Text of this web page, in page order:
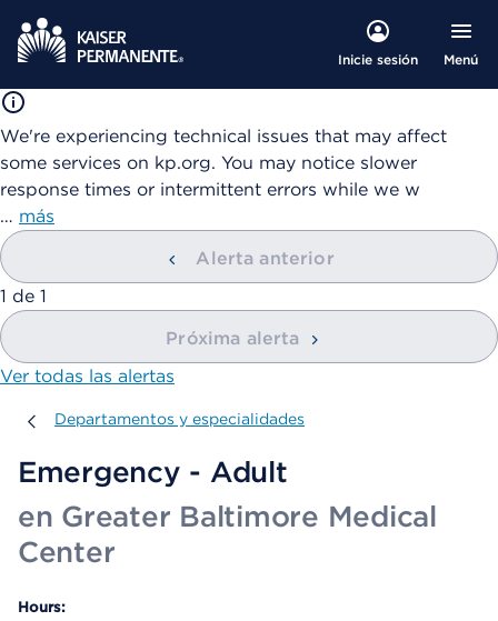
Inicie sesión Menú
We're experiencing technical issues that may affect
some services on kp.org. You may notice slower
response times or intermittent errors while we w
… más
Alerta anterior
mostrando
1 de 1
Próxima alerta
Ver todas las alertas
Departamentos y especialidades
Departamentos y especialidades
Emergency - Adult
en Greater Baltimore Medical
Center
Hours: